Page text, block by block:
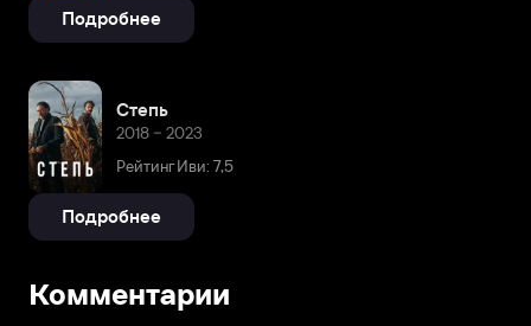
Подробнее
Степь
2018 – 2023
Рейтинг Иви: 7,5
Подробнее
Комментарии